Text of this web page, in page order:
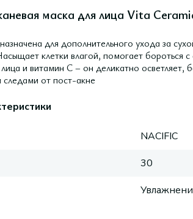
маска для лица Vita
для дополнительного ухода за
клетки влагой, помогает бороться
и витамин С – он деликатно осветляет,
от пост-акне
NACIFIC
30